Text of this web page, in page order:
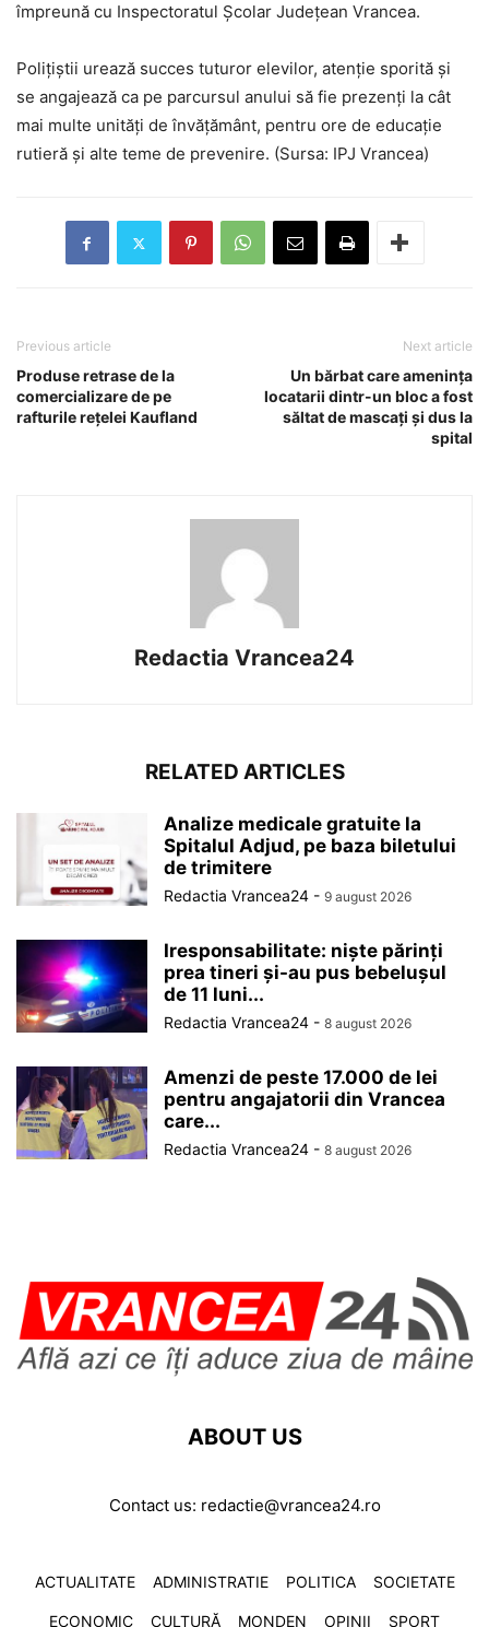
împreună cu Inspectoratul Şcolar Judeţean Vrancea.
Polițiștii urează succes tuturor elevilor, atenție sporită și
se angajează ca pe parcursul anului să fie prezenți la cât
mai multe unități de învățământ, pentru ore de educație
rutieră şi alte teme de prevenire. (Sursa: IPJ Vrancea)
Previous article
Produse retrase de la
comercializare de pe
rafturile rețelei Kaufland
Next article
Un bărbat care amenința
locatarii dintr-un bloc a fost
săltat de mascați și dus la
spital
Redactia Vrancea24
RELATED ARTICLES
Analize medicale gratuite la
Spitalul Adjud, pe baza biletului
de trimitere
Redactia Vrancea24 - 9 august 2026
Iresponsabilitate: niște părinți
prea tineri și-au pus bebelușul
de 11 luni...
Redactia Vrancea24 - 8 august 2026
Amenzi de peste 17.000 de lei
pentru angajatorii din Vrancea
care...
Redactia Vrancea24 - 8 august 2026
ABOUT US
Contact us: redactie@vrancea24.ro
ACTUALITATE ADMINISTRATIE POLITICA SOCIETATE
ECONOMIC CULTURĂ MONDEN OPINII SPORT